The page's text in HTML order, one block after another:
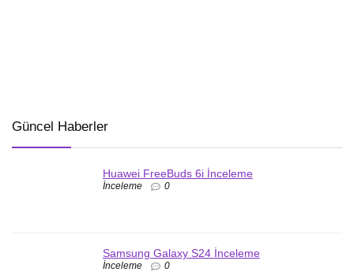
Güncel Haberler
Huawei FreeBuds 6i İnceleme
İnceleme 0
Samsung Galaxy S24 İnceleme
İnceleme 0